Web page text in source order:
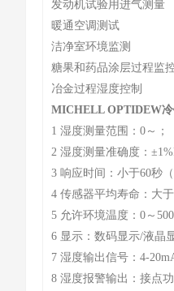
发动机试验用进气测量
暖通空调测试
洁净室环境监测
糖果和药品涂层过程监
冶金过程湿度控制
MICHELL OPTIDEW
1 湿度测量范围：0～；
2 湿度测量准确度：
3 响应时间：小于60秒
4 传感器平均寿命：大
5 允许环境温度：0～
6 显示：数码显示/液晶
7 湿度输出信号：4-
8 湿度报警输出：接点